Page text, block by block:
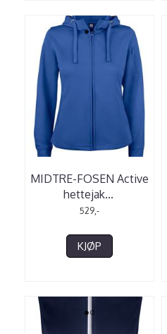
MIDTRE-FOSEN Active
hettejak...
529,-
KJØP